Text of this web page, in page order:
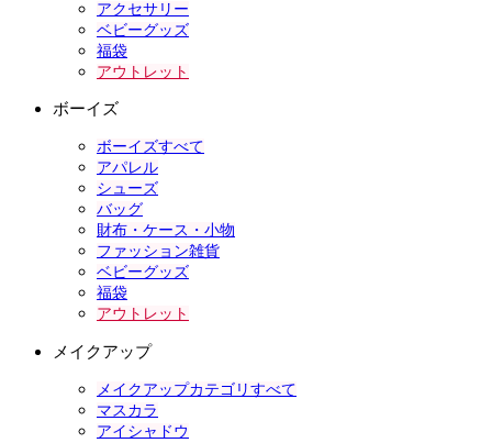
アクセサリー
ベビーグッズ
福袋
アウトレット
ボーイズ
ボーイズすべて
アパレル
シューズ
バッグ
財布・ケース・小物
ファッション雑貨
ベビーグッズ
福袋
アウトレット
メイクアップ
メイクアップカテゴリすべて
マスカラ
アイシャドウ